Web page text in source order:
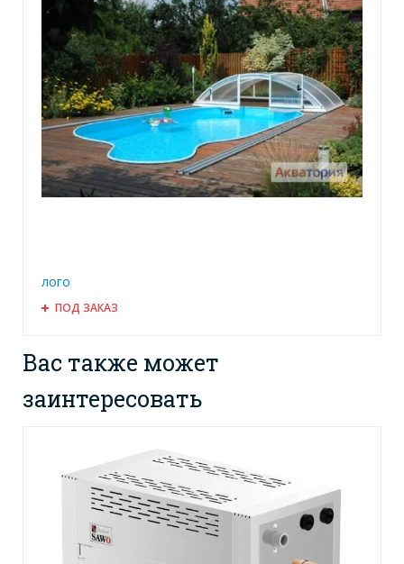
лого
ПОД ЗАКАЗ
Вас также может
заинтересовать